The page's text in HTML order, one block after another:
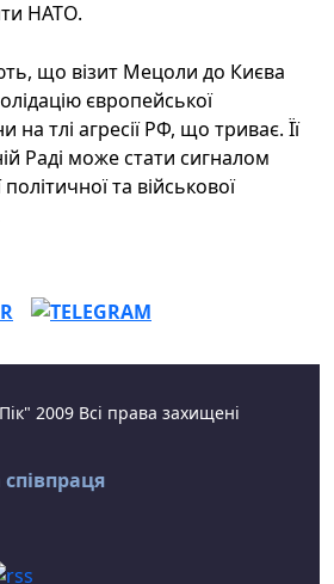
НАТО.
що візит Мецоли до Києва
європейської
на тлі агресії РФ, що триває. Її
Раді може стати сигналом
та військової
2009 Всі права захищені